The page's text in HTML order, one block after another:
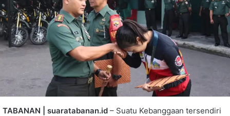
TABANAN | suaratabanan.id – Suatu Kebanggaan tersendiri